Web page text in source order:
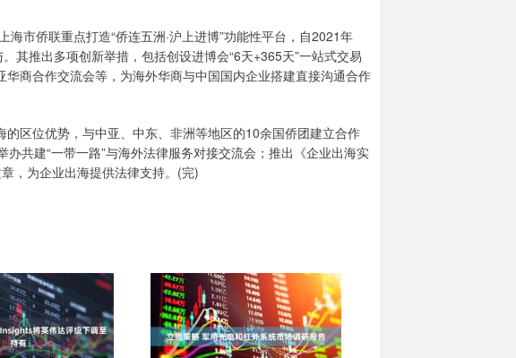
市侨联重点打造“侨连五洲·沪上进博”功能性平台，自2021年
其推出多项创新举措，包括创设进博会“6天+365天”一站式交易
商合作交流会等，为海外华商与中国国内企业搭建直接沟通合作
区位优势，与中亚、中东、非洲等地区的10余国侨团建立合作
共建“一带一路”与海外法律服务对接交流会；推出《企业出海实
，为企业出海提供法律支持。(完)